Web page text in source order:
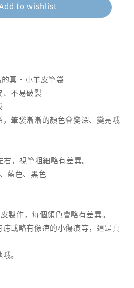
Add to wishlist
真・小羊皮筆袋
、不易破裂
筆袋漸漸的顏色會變深、變亮哦
，視筆粗細略有差異。
藍色、黑色
製作，每個顏色會略有差異。
或略有像疤的小傷痕等，這是真
。